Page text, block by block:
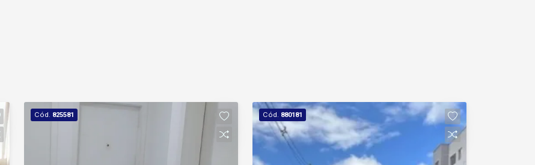
Cód. 825581 Cód. 880181